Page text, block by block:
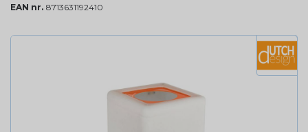
EAN nr. 8713631192410